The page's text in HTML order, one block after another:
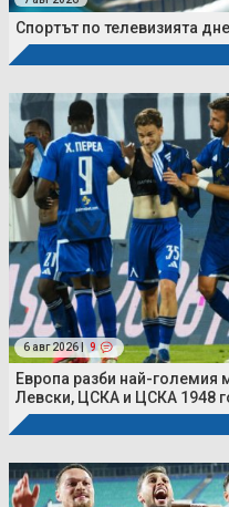
Спортът по телевизията
6 авг 2026 | 9
Европа разби най-големия
Левски, ЦСКА и ЦСКА 1948